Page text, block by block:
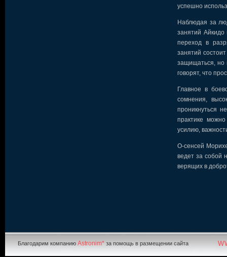
успешно
Наблюдая за
занятий
переход в
занятий
защищаться, но
говорят, что
Главное в
сомнения,
проникнуться
практике
усилию,
О-сенсей
ведет за собой
верящих в
Благодарим компанию Astronim* за помощь в размещении сайта